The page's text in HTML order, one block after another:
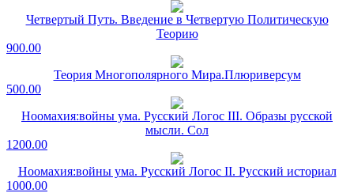
Четвертый Путь. Введение в Четвертую Политическую
Теорию
900.00
Теория Многополярного Мира.Плюриверсум
500.00
Ноомахия:войны ума. Русский Логос III. Образы русской
мысли. Сол
1200.00
Ноомахия:войны ума. Русский Логос II. Русский историал
1000.00